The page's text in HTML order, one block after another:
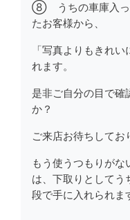
⑧ うちの車庫入っ
たお客様から、
「写真よりもきれ
れます。
是非ご自分の目で確
か？
ご来店お待ちしてお
もう使うつもりが
は、下取りとしてう
段で手に入れられま